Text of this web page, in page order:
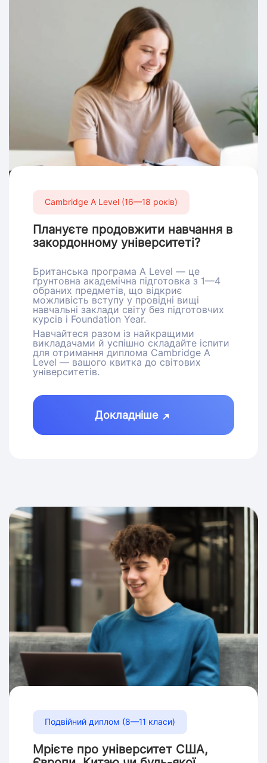
Cambridge A Level (16—18 років)
Плануєте продовжити навчання в
закордонному університеті?
Британська програма A Level — це
ґрунтовна академічна підготовка з 1—4
обраних предметів, що відкриє
можливість вступу у провідні вищі
навчальні заклади світу без підготовчих
курсів і Foundation Year.
Навчайтеся разом із найкращими
викладачами й успішно складайте іспити
для отримання диплома Cambridge A
Level — вашого квитка до світових
університетів.
Докладніше
Подвійний диплом (8—11 класи)
Мрієте про університет США,